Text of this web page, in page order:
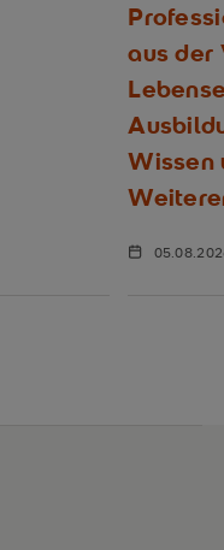
aus der
Wissen